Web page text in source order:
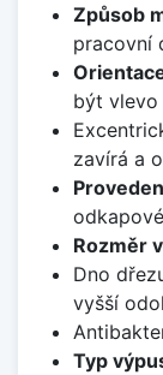
Způsob
pracovní
být
zavírá a
Rozměr
Dno
vyšší
Typ